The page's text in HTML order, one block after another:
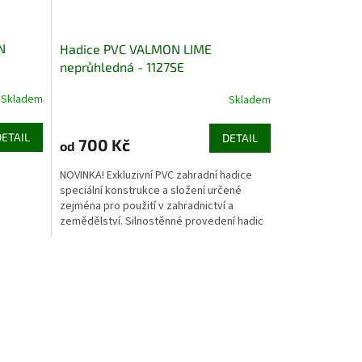
Skladem
Hadice PVC VALMON LIME
neprůhledná - 1127SE
je
z
5
hvězdiček.
Skladem
od 700 Kč DETAIL
NOVINKA! Exkluzivní PVC zahradní hadice
speciální konstrukce a složení určené
zejména pro použití v zahradnictví a
zemědělství. Silnostěnné provedení hadic